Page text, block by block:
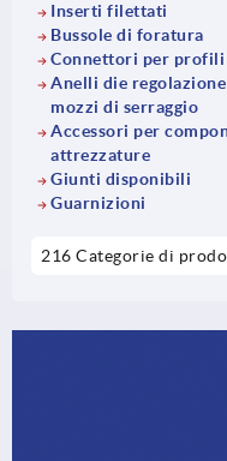
Inserti filettati
Bussole di foratura
Connettori per
Anelli die
mozzi di serraggio
Accessori per
attrezzature
Giunti disponibili
Guarnizioni
216 Categorie di